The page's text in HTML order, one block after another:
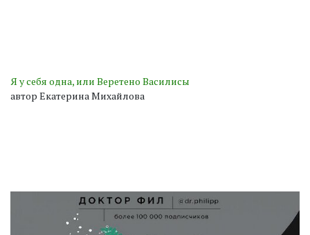
Я у себя одна, или Веретено Василисы
автор Екатерина Михайлова